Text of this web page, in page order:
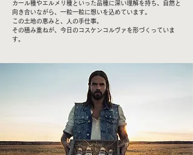
カール種やエルメリ種といった品種に深い理解を持ち、自然と
向き合いながら、一粒一粒に想いを込めています。
この土地の恵みと、人の手仕事。
その積み重ねが、今日のコスケンコルヴァを形づくっていま
す。